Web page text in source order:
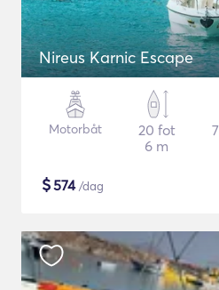
Nireus Karnic Escape
Motorbåt
20 fot
6 m
$574/dag